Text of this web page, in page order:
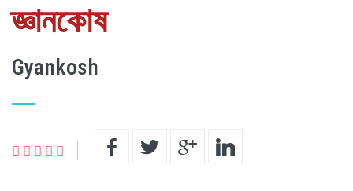
জ্ঞানকোষ
Gyankosh